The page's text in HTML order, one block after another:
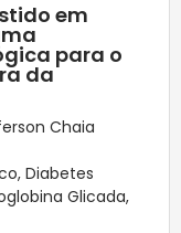
em
para o
da
Chaia
, Diabetes
Glicada,